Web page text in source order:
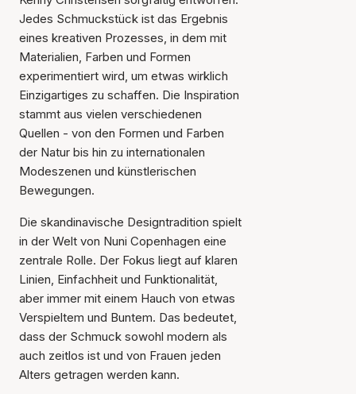
Jedes Schmuckstück ist das Ergebnis
eines kreativen Prozesses, in dem mit
Materialien, Farben und Formen
experimentiert wird, um etwas wirklich
Einzigartiges zu schaffen. Die Inspiration
stammt aus vielen verschiedenen
Quellen - von den Formen und Farben
der Natur bis hin zu internationalen
Modeszenen und künstlerischen
Bewegungen.
Die skandinavische Designtradition spielt
in der Welt von Nuni Copenhagen eine
zentrale Rolle. Der Fokus liegt auf klaren
Linien, Einfachheit und Funktionalität,
aber immer mit einem Hauch von etwas
Verspieltem und Buntem. Das bedeutet,
dass der Schmuck sowohl modern als
auch zeitlos ist und von Frauen jeden
Alters getragen werden kann.